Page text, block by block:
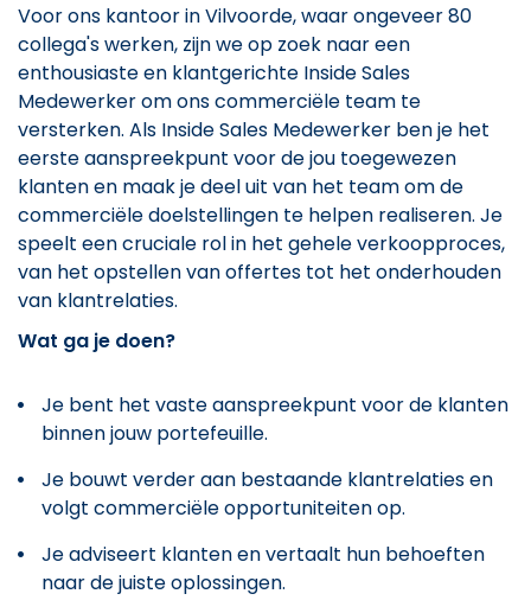
Voor ons kantoor in Vilvoorde, waar ongeveer 80
collega's werken, zijn we op zoek naar een
enthousiaste en klantgerichte Inside Sales
Medewerker om ons commerciële team te
versterken. Als Inside Sales Medewerker ben je het
eerste aanspreekpunt voor de jou toegewezen
klanten en maak je deel uit van het team om de
commerciële doelstellingen te helpen realiseren. Je
speelt een cruciale rol in het gehele verkoopproces,
van het opstellen van offertes tot het onderhouden
van klantrelaties.
Wat ga je doen?
Je bent het vaste aanspreekpunt voor de klanten
binnen jouw portefeuille.
Je bouwt verder aan bestaande klantrelaties en
volgt commerciële opportuniteiten op.
Je adviseert klanten en vertaalt hun behoeften
naar de juiste oplossingen.